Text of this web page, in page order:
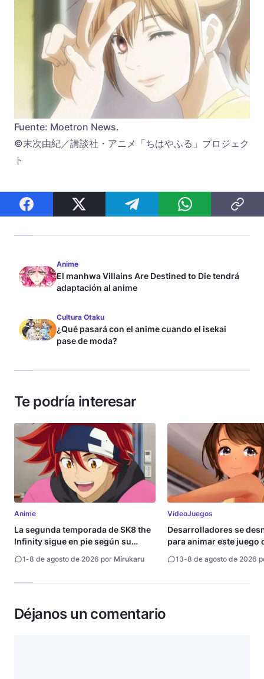
Fuente: Moetron News.
©末次由紀／講談社・アニメ「ちはやふる」プロジェク
ト
Anime
El manhwa Villains Are Destined to Die tendrá
adaptación al anime
Cultura Otaku
¿Qué pasará con el anime cuando el isekai
pase de moda?
Te podría interesar
Anime
La segunda temporada de SK8 the
Infinity sigue en pie según su
1-8 de agosto de 2026 por Mirukaru
VideoJuegos
Desarrolladores se
para animar este juego
13-8 de agosto de 2026
Déjanos un comentario